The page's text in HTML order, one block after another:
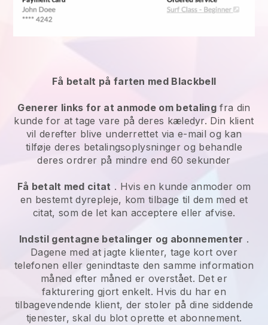
Få betalt på farten med Blackbell
Generer links for at anmode om betalingfra din
kunde for at tage vare på deres kæledyr. Din klient
vil derefter blive underrettet via e-mail og kan
tilføje deres betalingsoplysninger og behandle
deres ordrer på mindre end 60 sekunder
Få betalt med citat . Hvis en kunde anmoder om
en bestemt dyrepleje, kom tilbage til dem med et
citat, som de let kan acceptere eller afvise.
Indstil gentagne betalinger og abonnementer .
Dagene med at jagte klienter, tage kort over
telefonen eller genindtaste den samme information
måned efter måned er overstået. Det er
fakturering gjort enkelt. Hvis du har en
tilbagevendende klient, der stoler på dine siddende
tjenester, skal du blot oprette et abonnement.